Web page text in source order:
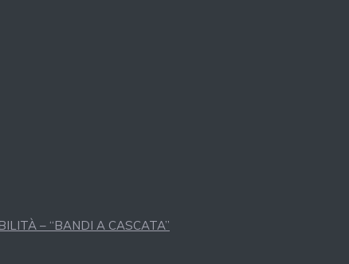
– “BANDI A CASCATA”